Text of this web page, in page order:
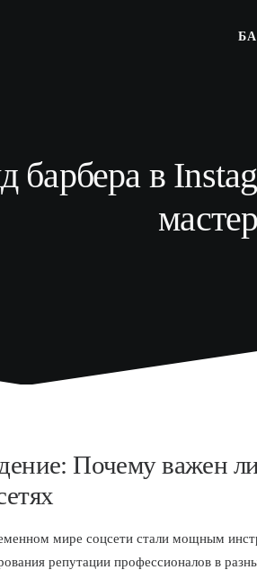
барбера в
Почему важен
мире соцсети стали мощным
репутации профессионалов в